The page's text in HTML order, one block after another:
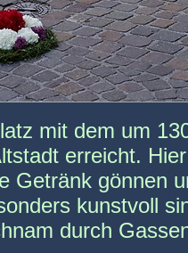
mit dem um
erreicht.
Getränk gönnen
kunstvoll
durch